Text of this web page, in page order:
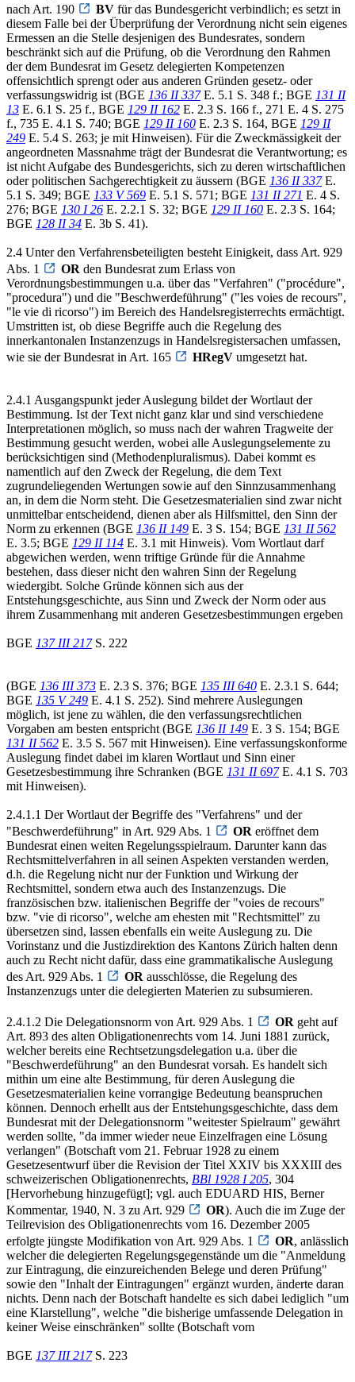
nach Art. 190
BV für das Bundesgericht verbindlich; es setzt in
diesem Falle bei der Überprüfung der Verordnung nicht sein eigenes
Ermessen an die Stelle desjenigen des Bundesrates, sondern
beschränkt sich auf die Prüfung, ob die Verordnung den Rahmen
der dem Bundesrat im Gesetz delegierten Kompetenzen
offensichtlich sprengt oder aus anderen Gründen gesetz- oder
verfassungswidrig ist (BGE 136 II 337E. 5.1 S. 348 f.; BGE 131 II
13 E. 6.1 S. 25 f., BGE 129 II 162 E. 2.3 S. 166 f., 271 E. 4 S. 275
f., 735 E. 4.1 S. 740; BGE 129 II 160 E. 2.3 S. 164, BGE 129 II
249 E. 5.4 S. 263; je mit Hinweisen). Für die Zweckmässigkeit der
angeordneten Massnahme trägt der Bundesrat die Verantwortung; es
ist nicht Aufgabe des Bundesgerichts, sich zu deren wirtschaftlichen
oder politischen Sachgerechtigkeit zu äussern (BGE 136 II 337E.
5.1 S. 349; BGE 133 V 569 E. 5.1 S. 571; BGE 131 II 271 E. 4 S.
276; BGE 130 I 26 E. 2.2.1 S. 32; BGE 129 II 160 E. 2.3 S. 164;
BGE 128 II 34 E. 3b S. 41).
2.4 Unter den Verfahrensbeteiligten besteht Einigkeit, dass Art. 929
Abs. 1
OR den Bundesrat zum Erlass von
Verordnungsbestimmungen u.a. über das "Verfahren" ("procédure",
"procedura") und die "Beschwerdeführung" ("les voies de recours",
"le vie di ricorso") im Bereich des Handelsregisterrechts ermächtigt.
Umstritten ist, ob diese Begriffe auch die Regelung des
innerkantonalen Instanzenzugs in Handelsregistersachen umfassen,
wie sie der Bundesrat in Art. 165
HRegV umgesetzt hat.
2.4.1 Ausgangspunkt jeder Auslegung bildet der Wortlaut der
Bestimmung. Ist der Text nicht ganz klar und sind verschiedene
Interpretationen möglich, so muss nach der wahren Tragweite der
Bestimmung gesucht werden, wobei alle Auslegungselemente zu
berücksichtigen sind (Methodenpluralismus). Dabei kommt es
namentlich auf den Zweck der Regelung, die dem Text
zugrundeliegenden Wertungen sowie auf den Sinnzusammenhang
an, in dem die Norm steht. Die Gesetzesmaterialien sind zwar nicht
unmittelbar entscheidend, dienen aber als Hilfsmittel, den Sinn der
Norm zu erkennen (BGE 136 II 149 E. 3 S. 154; BGE 131 II 562
E. 3.5; BGE 129 II 114 E. 3.1 mit Hinweis). Vom Wortlaut darf
abgewichen werden, wenn triftige Gründe für die Annahme
bestehen, dass dieser nicht den wahren Sinn der Regelung
wiedergibt. Solche Gründe können sich aus der
Entstehungsgeschichte, aus Sinn und Zweck der Norm oder aus
ihrem Zusammenhang mit anderen Gesetzesbestimmungen ergeben
BGE 137 III 217S. 222
(BGE 136 III 373 E. 2.3 S. 376; BGE 135 III 640 E. 2.3.1 S. 644;
BGE 135 V 249 E. 4.1 S. 252). Sind mehrere Auslegungen
möglich, ist jene zu wählen, die den verfassungsrechtlichen
Vorgaben am besten entspricht (BGE 136 II 149 E. 3 S. 154; BGE
131 II 562 E. 3.5 S. 567 mit Hinweisen). Eine verfassungskonforme
Auslegung findet dabei im klaren Wortlaut und Sinn einer
Gesetzesbestimmung ihre Schranken (BGE 131 II 697E. 4.1 S. 703
mit Hinweisen).
2.4.1.1 Der Wortlaut der Begriffe des "Verfahrens" und der
"Beschwerdeführung" in Art. 929 Abs. 1
OR eröffnet dem
Bundesrat einen weiten Regelungsspielraum. Darunter kann das
Rechtsmittelverfahren in all seinen Aspekten verstanden werden,
d.h. die Regelung nicht nur der Funktion und Wirkung der
Rechtsmittel, sondern etwa auch des Instanzenzugs. Die
französischen bzw. italienischen Begriffe der "voies de recours"
bzw. "vie di ricorso", welche am ehesten mit "Rechtsmittel" zu
übersetzen sind, lassen ebenfalls ein weite Auslegung zu. Die
Vorinstanz und die Justizdirektion des Kantons Zürich halten denn
auch zu Recht nicht dafür, dass eine grammatikalische Auslegung
des Art. 929 Abs. 1
OR ausschlösse, die Regelung des
Instanzenzugs unter die delegierten Materien zu subsumieren.
2.4.1.2 Die Delegationsnorm von Art. 929 Abs. 1 OR geht auf
Art. 893 des alten Obligationenrechts vom 14. Juni 1881 zurück,
welcher bereits eine Rechtsetzungsdelegation u.a. über die
"Beschwerdeführung" an den Bundesrat vorsah. Es handelt sich
mithin um eine alte Bestimmung, für deren Auslegung die
Gesetzesmaterialien keine vorrangige Bedeutung beanspruchen
können. Dennoch erhellt aus der Entstehungsgeschichte, dass dem
Bundesrat mit der Delegationsnorm "weitester Spielraum" gewährt
werden sollte, "da immer wieder neue Einzelfragen eine Lösung
verlangen" (Botschaft vom 21. Februar 1928 zu einem
Gesetzesentwurf über die Revision der Titel XXIV bis XXXIII des
schweizerischen Obligationenrechts, BBl 1928 I 205, 304
[Hervorhebung hinzugefügt]; vgl. auch EDUARD HIS, Berner
Kommentar, 1940, N. 3 zu Art. 929
OR). Auch die im Zuge der
Teilrevision des Obligationenrechts vom 16. Dezember 2005
erfolgte jüngste Modifikation von Art. 929 Abs. 1
OR, anlässlich
welcher die delegierten Regelungsgegenstände um die "Anmeldung
zur Eintragung, die einzureichenden Belege und deren Prüfung"
sowie den "Inhalt der Eintragungen" ergänzt wurden, änderte daran
nichts. Denn nach der Botschaft handelte es sich dabei lediglich "um
eine Klarstellung", welche "die bisherige umfassende Delegation in
keiner Weise einschränken" sollte (Botschaft vom
BGE 137 III 217S. 223